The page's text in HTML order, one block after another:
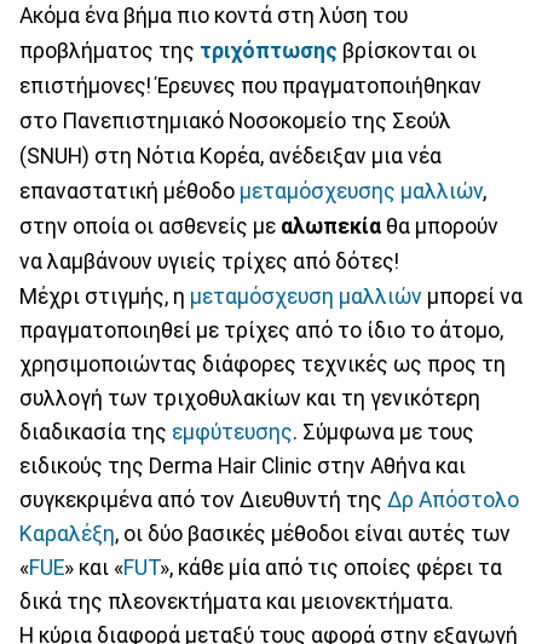
Ακόμα ένα βήμα πιο κοντά στη λύση του
προβλήματος της τριχόπτωσης βρίσκονται οι
επιστήμονες! Έρευνες που πραγματοποιήθηκαν
στο Πανεπιστημιακό Νοσοκομείο της Σεούλ
(SNUH) στη Νότια Κορέα, ανέδειξαν μια νέα
επαναστατική μέθοδο μεταμόσχευσης μαλλιών,
στην οποία οι ασθενείς με αλωπεκία θα μπορούν
να λαμβάνουν υγιείς τρίχες από δότες!
Μέχρι στιγμής, η μεταμόσχευση μαλλιών μπορεί να
πραγματοποιηθεί με τρίχες από το ίδιο το άτομο,
χρησιμοποιώντας διάφορες τεχνικές ως προς τη
συλλογή των τριχοθυλακίων και τη γενικότερη
διαδικασία της εμφύτευσης. Σύμφωνα με τους
ειδικούς της Derma Hair Clinic στην Αθήνα και
συγκεκριμένα από τον Διευθυντή της Δρ Απόστολο
Καραλέξη, οι δύο βασικές μέθοδοι είναι αυτές των
«FUE» και «FUT», κάθε μία από τις οποίες φέρει τα
δικά της πλεονεκτήματα και μειονεκτήματα.
Η κύρια διαφορά μεταξύ τους αφορά στην εξαγωγή